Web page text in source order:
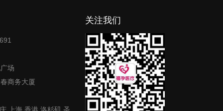
场
商务大厦
,上海,香港,洛杉矶,圣
关注我们